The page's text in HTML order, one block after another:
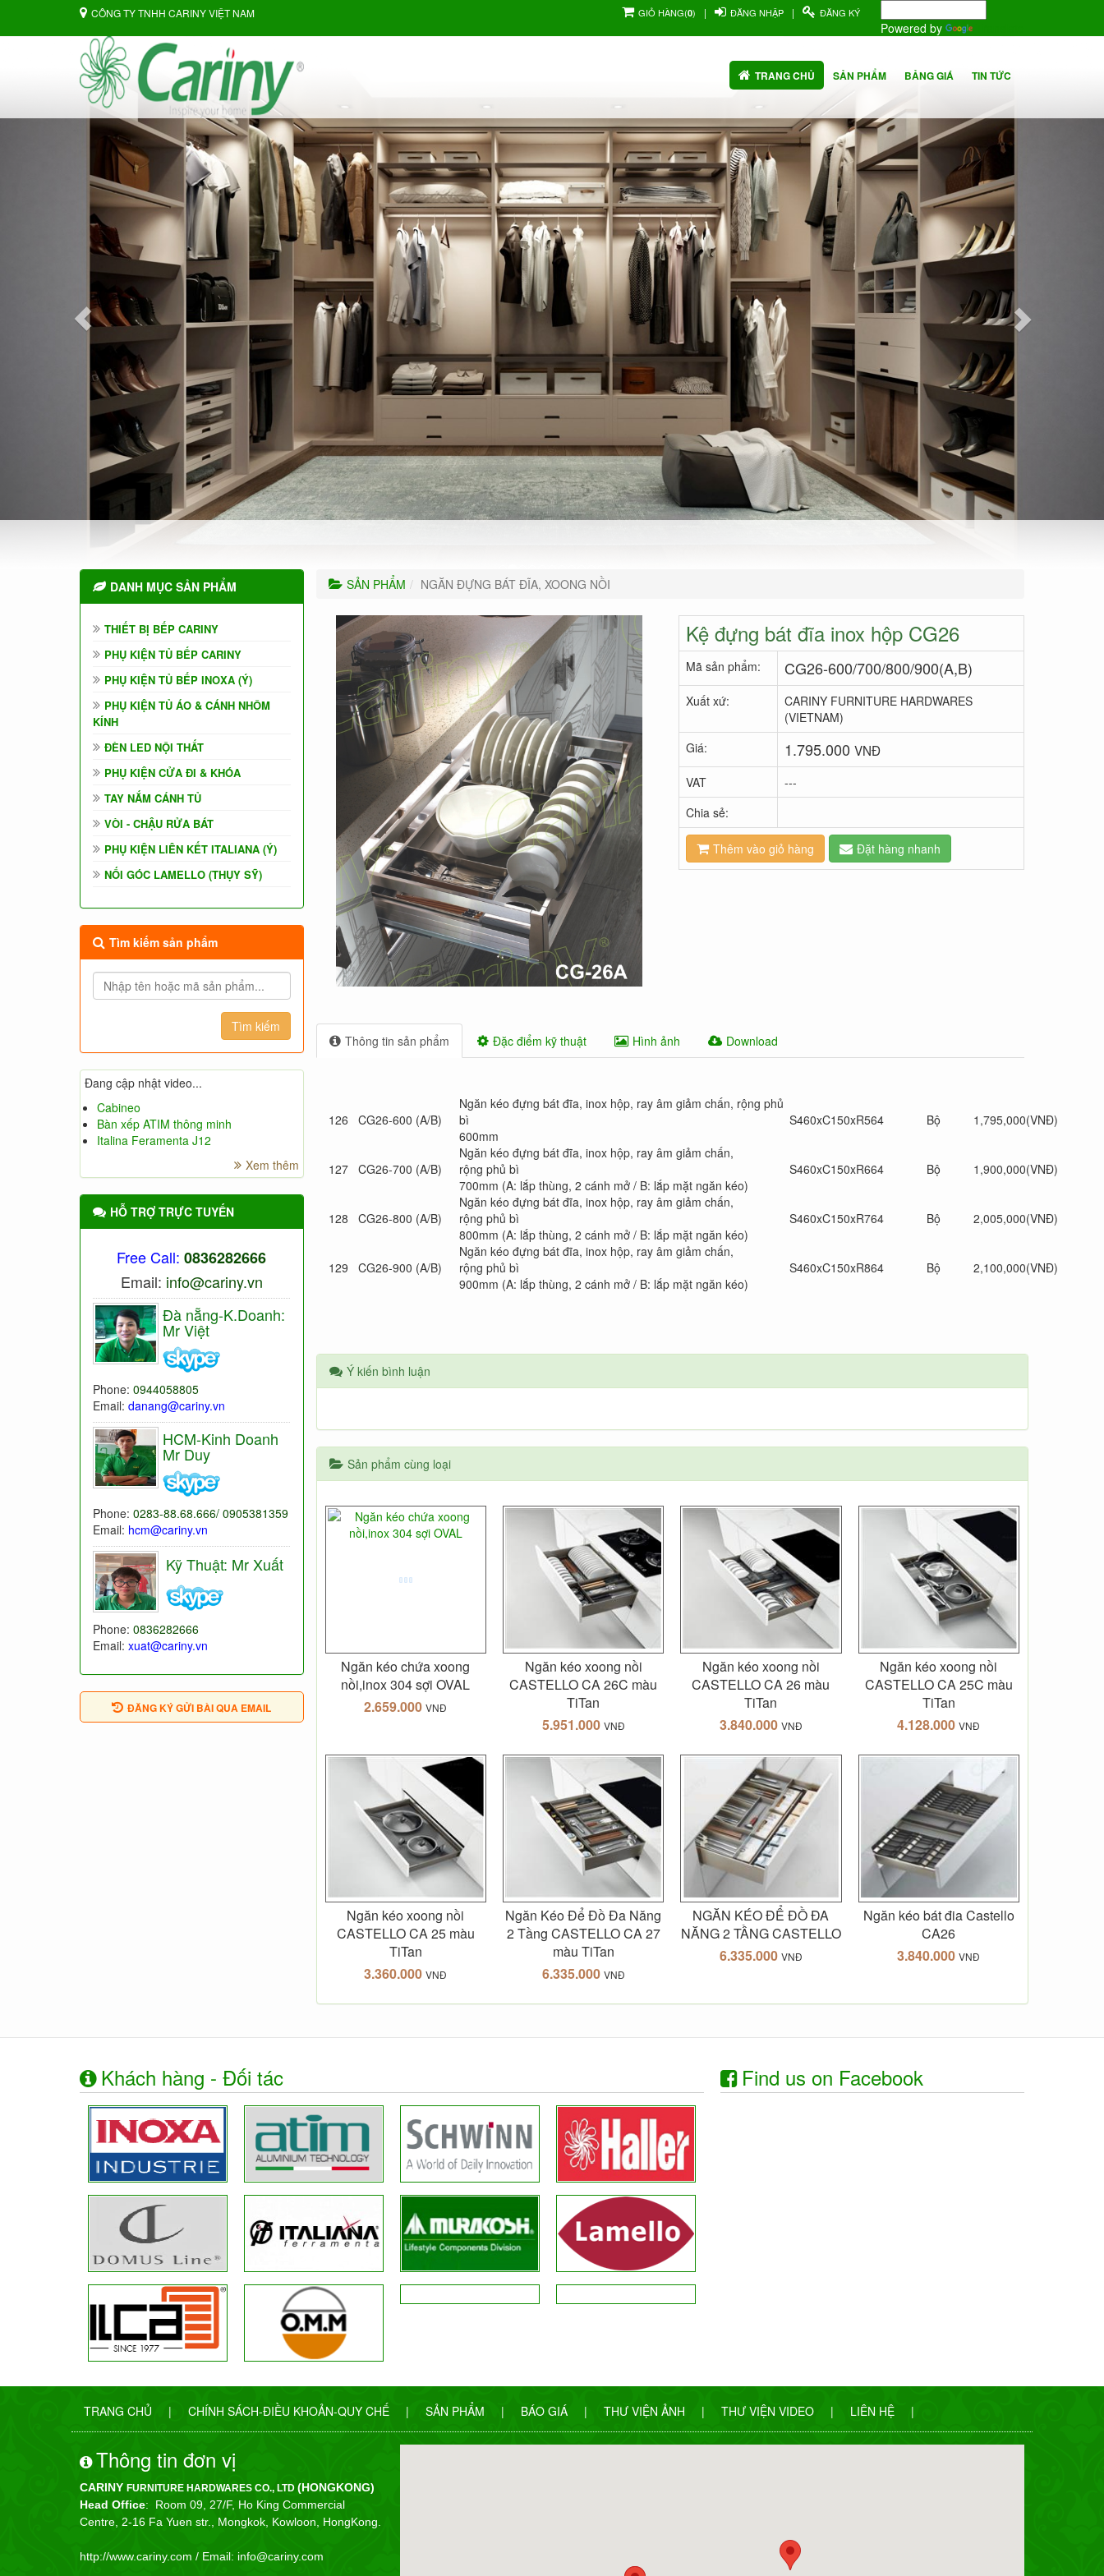
CÔNG TY TNHH CARINY VIỆT NAM
Powered by
GIỎ HÀNG(0) | ĐĂNG NHẬP | ĐĂNG KÝ
TRANG CHỦ SẢN PHẨM BẢNG GIÁ TIN TỨC
Previous
DANH MỤC SẢN PHẨM
THIẾT BỊ BẾP CARINY
PHỤ KIỆN TỦ BẾP CARINY
PHỤ KIỆN TỦ BẾP INOXA (Ý)
PHỤ KIỆN TỦ ÁO & CÁNH NHÔM
KÍNH
ĐÈN LED NỘI THẤT
PHỤ KIỆN CỬA ĐI & KHÓA
TAY NẮM CÁNH TỦ
VÒI - CHẬU RỬA BÁT
PHỤ KIỆN LIÊN KẾT ITALIANA (Ý)
NỐI GÓC LAMELLO (THỤY SỸ)
Tìm kiếm sản phẩm
Đang cập nhật video...
Cabineo
Bàn xếp ATIM thông minh
Italina Feramenta J12
Xem thêm
HỖ TRỢ TRỰC TUYẾN
Free Call:0836282666
Email: info@cariny.vn
Đà nẵng-K.Doanh:
Mr Việt
Phone: 0944058805
Email: danang@cariny.vn
HCM-Kinh Doanh
Mr Duy
Phone: 0283-88.68.666/ 0905381359
Email: hcm@cariny.vn
Kỹ Thuật: Mr Xuất
Phone: 0836282666
Email: xuat@cariny.vn
ĐĂNG KÝ GỬI BÀI QUA EMAIL
SẢN PHẨM NGĂN ĐỰNG BÁT ĐĨA, XOONG NỒI
Kệ đựng bát đĩa inox hộp CG26
Mã sản phẩm: CG26-600/700/800/900(A,B)
Xuất xứ:
CARINY FURNITURE HARDWARES
(VIETNAM)
Giá:
1.795.000 VNĐ
VAT
---
Chia sẻ:
Thêm vào giỏ hàng Đặt hàng nhanh
Thông tin sản phẩm Đặc điểm kỹ thuật Hình ảnh Download
126 CG26-600 (A/B)
Ngăn kéo đựng bát đĩa, inox hộp, ray âm giảm chấn, rộng phủ
bì
600mm
S460xC150xR564 Bộ 1,795,000(VNĐ)
127 CG26-700 (A/B)
Ngăn kéo đựng bát đĩa, inox hộp, ray âm giảm chấn,
rộng phủ bì
700mm (A: lắp thùng, 2 cánh mở / B: lắp mặt ngăn kéo)
S460xC150xR664 Bộ 1,900,000(VNĐ)
128 CG26-800 (A/B)
Ngăn kéo đựng bát đĩa, inox hộp, ray âm giảm chấn,
rộng phủ bì
800mm (A: lắp thùng, 2 cánh mở / B: lắp mặt ngăn kéo)
S460xC150xR764 Bộ 2,005,000(VNĐ)
129 CG26-900 (A/B)
Ngăn kéo đựng bát đĩa, inox hộp, ray âm giảm chấn,
rộng phủ bì
900mm (A: lắp thùng, 2 cánh mở / B: lắp mặt ngăn kéo)
S460xC150xR864 Bộ 2,100,000(VNĐ)
Ý kiến bình luận
Sản phẩm cùng loại
Ngăn kéo chứa xoong
nồi,inox 304 sợi OVAL
2.659.000 VNĐ
Ngăn kéo xoong nồi
CASTELLO CA 26C màu
TiTan
5.951.000 VNĐ
Ngăn kéo xoong nồi
CASTELLO CA 26 màu
TiTan
3.840.000 VNĐ
Ngăn kéo xoong nồi
CASTELLO CA 25C màu
TiTan
4.128.000 VNĐ
Ngăn kéo xoong nồi
CASTELLO CA 25 màu
TiTan
3.360.000 VNĐ
Ngăn Kéo Để Đồ Đa Năng
2 Tầng CASTELLO CA 27
màu TiTan
6.335.000 VNĐ
NGĂN KÉO ĐỂ ĐỒ ĐA
NĂNG 2 TẦNG CASTELLO
6.335.000 VNĐ
Ngăn kéo bát đia Castello
CA26
3.840.000 VNĐ
Khách hàng - Đối tác Find us on Facebook
TRANG CHỦ | CHÍNH SÁCH-ĐIỀU KHOẢN-QUY CHẾ | SẢN PHẨM | BÁO GIÁ | THƯ VIỆN ẢNH | THƯ VIỆN VIDEO | LIÊN HỆ |
Thông tin đơn vị
CARINY FURNITURE HARDWARES CO., LTD (HONGKONG)
Head Office: Room 09, 27/F, Ho King Commercial
Centre, 2-16 Fa Yuen str., Mongkok, Kowloon, HongKong.
http://www.cariny.com / Email: info@cariny.com